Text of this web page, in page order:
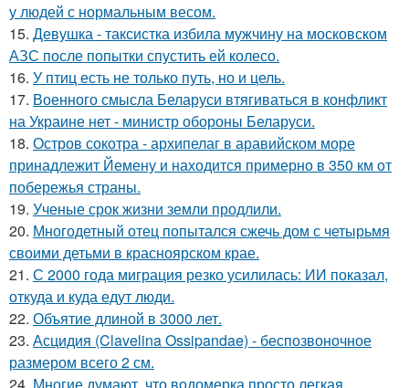
у людей с нормальным весом.
15. Девушка - таксистка избила мужчину на московском
АЗС после попытки спустить ей колесо.
16. У птиц есть не только путь, но и цель.
17. Военного смысла Беларуси втягиваться в конфликт
на Украине нет - министр обороны Беларуси.
18. Остров сокотра - архипелаг в аравийском море
принадлежит Йемену и находится примерно в 350 км от
побережья страны.
19. Ученые срок жизни земли продлили.
20. Многодетный отец попытался сжечь дом с четырьмя
своими детьми в красноярском крае.
21. С 2000 года миграция резко усилилась: ИИ показал,
откуда и куда едут люди.
22. Объятие длиной в 3000 лет.
23. Асцидия (Clavelina Ossipandae) - беспозвоночное
размером всего 2 см.